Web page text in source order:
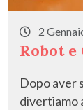
2
Robot e
Dopo aver
divertiamo